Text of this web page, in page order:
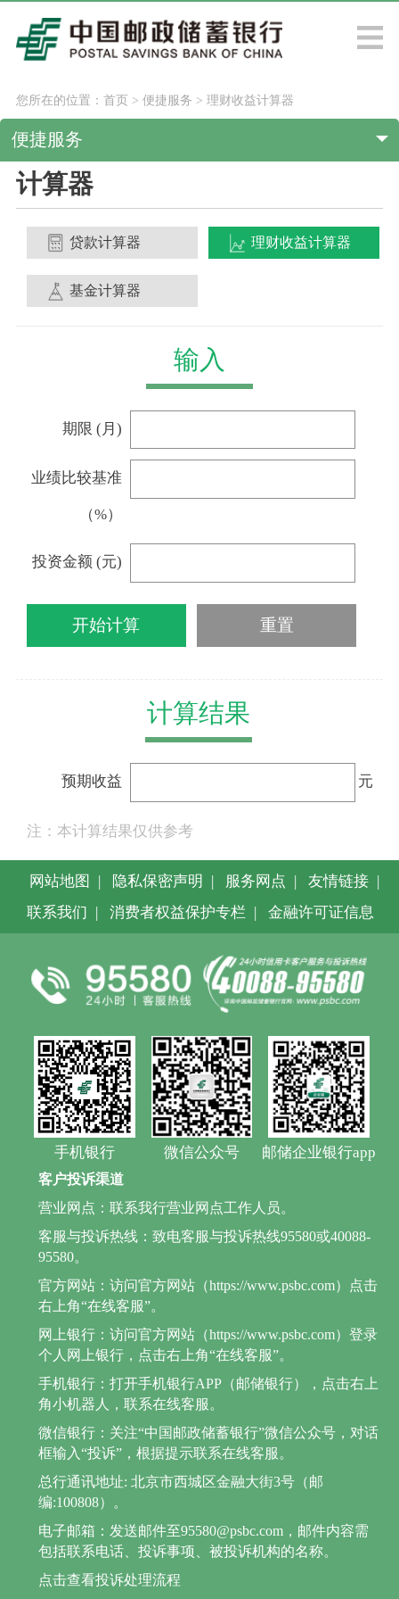
您所在的位置： 首页> 便捷服务 > 理财收益计算器
便捷服务
计算器
贷款计算器 理财收益计算器
基金计算器
输入
期限 (月)
业绩比较基准
（%）
投资金额 (元)
计算结果
预期收益 元
注：本计算结果仅供参考
网站地图 | 隐私保密声明 | 服务网点 | 友情链接 |
联系我们 | 消费者权益保护专栏 | 金融许可证信息
手机银行 微信公众号 邮储企业银行app
客户投诉渠道
营业网点：联系我行营业网点工作人员。
客服与投诉热线：致电客服与投诉热线95580或40088-
95580。
官方网站：访问官方网站（https://www.psbc.com）点击
右上角“在线客服”。
网上银行：访问官方网站（https://www.psbc.com）登录
个人网上银行，点击右上角“在线客服”。
手机银行：打开手机银行APP（邮储银行），点击右上
角小机器人，联系在线客服。
微信银行：关注“中国邮政储蓄银行”微信公众号，对话
框输入“投诉”，根据提示联系在线客服。
总行通讯地址: 北京市西城区金融大街3号（邮
编:100808）。
电子邮箱：发送邮件至95580@psbc.com，邮件内容需
包括联系电话、投诉事项、被投诉机构的名称。
点击查看投诉处理流程